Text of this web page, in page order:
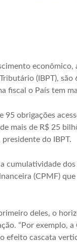
(IBPT),
fiscal o País tem
obrigações
mais de R$ 25
do IBPT.
cumulatividade
(CPMF)
deles, o
“Por exemplo,
efeito cascata